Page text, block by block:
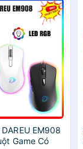
EM908
Game Có